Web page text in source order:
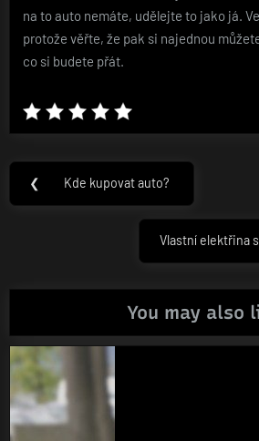
na to auto nemáte, udělejte to jako já.
protože věřte, že pak si najednou
co si budete přát.
Navigace
pro
❮
Previous
Kde kupovat auto?
Next
Vlastní elektřina
You may also